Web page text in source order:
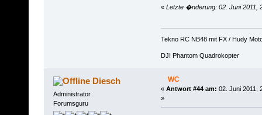
« Letzte �nderung: 02. Juni 2011,
Tekno RC NB48 mit FX / Hudy
DJI Phantom Quadrokopter
Diesch
Administrator
Forumsguru
WC
« Antwort #44 am: 02. Juni 2011,
»